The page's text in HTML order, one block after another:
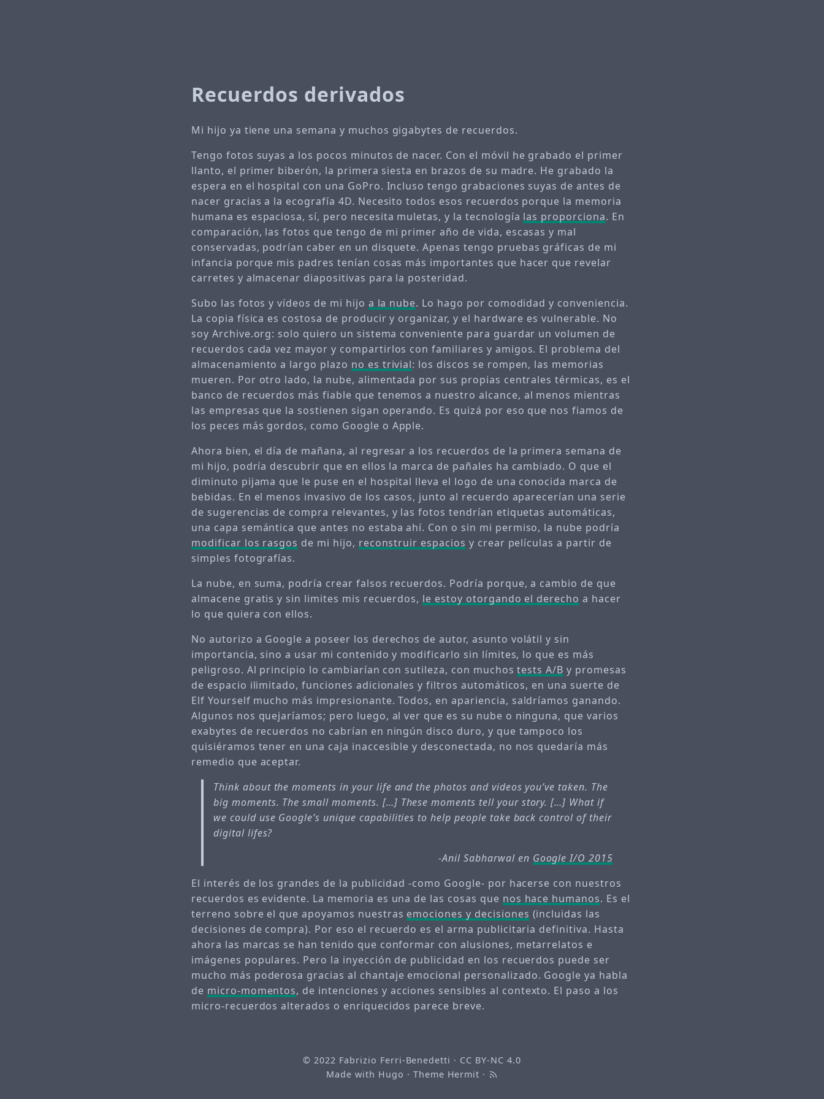
Recuerdos derivados
Mi hijo ya tiene una semana y muchos gigabytes de recuerdos.
Tengo fotos suyas a los pocos minutos de nacer. Con el móvil he grabado el primer
llanto, el primer biberón, la primera siesta en brazos de su madre. He grabado la
espera en el hospital con una GoPro. Incluso tengo grabaciones suyas de antes de
nacer gracias a la ecografía 4D. Necesito todos esos recuerdos porque la memoria
humana es espaciosa, sí, pero necesita muletas, y la tecnología las proporciona. En
comparación, las fotos que tengo de mi primer año de vida, escasas y mal
conservadas, podrían caber en un disquete. Apenas tengo pruebas gráficas de mi
infancia porque mis padres tenían cosas más importantes que hacer que revelar
carretes y almacenar diapositivas para la posteridad.
Subo las fotos y vídeos de mi hijo a la nube. Lo hago por comodidad y conveniencia.
La copia física es costosa de producir y organizar, y el hardware es vulnerable. No
soy Archive.org: solo quiero un sistema conveniente para guardar un volumen de
recuerdos cada vez mayor y compartirlos con familiares y amigos. El problema del
almacenamiento a largo plazo no es trivial: los discos se rompen, las memorias
mueren. Por otro lado, la nube, alimentada por sus propias centrales térmicas, es el
banco de recuerdos más fiable que tenemos a nuestro alcance, al menos mientras
las empresas que la sostienen sigan operando. Es quizá por eso que nos fiamos de
los peces más gordos, como Google o Apple.
Ahora bien, el día de mañana, al regresar a los recuerdos de la primera semana de
mi hijo, podría descubrir que en ellos la marca de pañales ha cambiado. O que el
diminuto pijama que le puse en el hospital lleva el logo de una conocida marca de
bebidas. En el menos invasivo de los casos, junto al recuerdo aparecerían una serie
de sugerencias de compra relevantes, y las fotos tendrían etiquetas automáticas,
una capa semántica que antes no estaba ahí. Con o sin mi permiso, la nube podría
modificar los rasgos de mi hijo, reconstruir espacios y crear películas a partir de
simples fotografías.
La nube, en suma, podría crear falsos recuerdos. Podría porque, a cambio de que
almacene gratis y sin limites mis recuerdos, le estoy otorgando el derecho a hacer
lo que quiera con ellos.
No autorizo a Google a poseer los derechos de autor, asunto volátil y sin
importancia, sino a usar mi contenido y modificarlo sin límites, lo que es más
peligroso. Al principio lo cambiarían con sutileza, con muchostests A/B y promesas
de espacio ilimitado, funciones adicionales y filtros automáticos, en una suerte de
Elf Yourself mucho más impresionante. Todos, en apariencia, saldríamos ganando.
Algunos nos quejaríamos; pero luego, al ver que es su nube o ninguna, que varios
exabytes de recuerdos no cabrían en ningún disco duro, y que tampoco los
quisiéramos tener en una caja inaccesible y desconectada, no nos quedaría más
remedio que aceptar.
Think about the moments in your life and the photos and videos you’ve taken. The
big moments. The small moments. […] These moments tell your story. […] What if
we could use Google’s unique capabilities to help people take back control of their
digital lifes?
-Anil Sabharwal en Google I/O 2015
El interés de los grandes de la publicidad -como Google- por hacerse con nuestros
recuerdos es evidente. La memoria es una de las cosas que nos hace humanos. Es el
terreno sobre el que apoyamos nuestras emociones y decisiones (incluidas las
decisiones de compra). Por eso el recuerdo es el arma publicitaria definitiva. Hasta
ahora las marcas se han tenido que conformar con alusiones, metarrelatos e
imágenes populares. Pero la inyección de publicidad en los recuerdos puede ser
mucho más poderosa gracias al chantaje emocional personalizado. Google ya habla
de micro-momentos, de intenciones y acciones sensibles al contexto. El paso a los
micro-recuerdos alterados o enriquecidos parece breve.
© 2022 Fabrizio Ferri-Benedetti · CC BY-NC 4.0
Made with Hugo · Theme Hermit ·